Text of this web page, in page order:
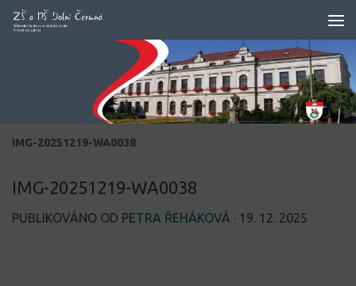
Skip to content
IMG-20251219-WA0038
IMG-20251219-WA0038
PUBLIKOVÁNO OD PETRA ŘEHÁKOVÁ · 19. 12. 2025